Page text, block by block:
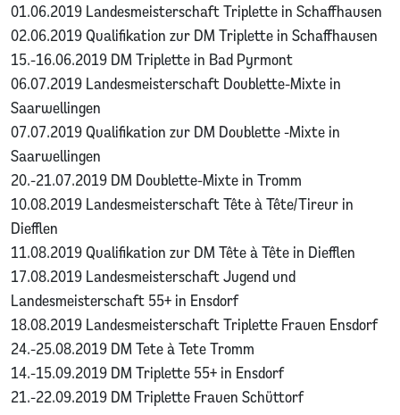
01.06.2019 Landesmeisterschaft Triplette in Schaffhausen
02.06.2019 Qualifikation zur DM Triplette in Schaffhausen
15.-16.06.2019 DM Triplette in Bad Pyrmont
06.07.2019 Landesmeisterschaft Doublette-Mixte in
Saarwellingen
07.07.2019 Qualifikation zur DM Doublette -Mixte in
Saarwellingen
20.-21.07.2019 DM Doublette-Mixte in Tromm
10.08.2019 Landesmeisterschaft Tête à Tête/Tireur in
Diefflen
11.08.2019 Qualifikation zur DM Tête à Tête in Diefflen
17.08.2019 Landesmeisterschaft Jugend und
Landesmeisterschaft 55+ in Ensdorf
18.08.2019 Landesmeisterschaft Triplette Frauen Ensdorf
24.-25.08.2019 DM Tete à Tete Tromm
14.-15.09.2019 DM Triplette 55+ in Ensdorf
21.-22.09.2019 DM Triplette Frauen Schüttorf